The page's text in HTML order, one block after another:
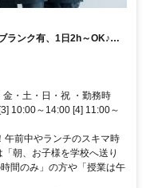
ランク有、1日2h～OK♪み
・土・日・祝 ・勤務時
10:00～14:00 [4] 11:00～
午前中やランチのスキマ時
朝、お子様を学校へ送り
間のみ」の方や「授業は午